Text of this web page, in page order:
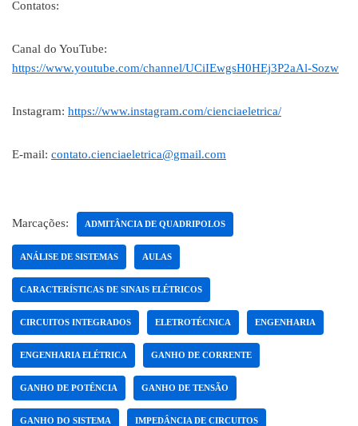
Contatos:
Canal do YouTube:
https://www.youtube.com/channel/UCiIEwgsH0HEj3P2aAl-Sozw
Instagram: https://www.instagram.com/cienciaeletrica/
E-mail: contato.cienciaeletrica@gmail.com
Marcações: ADMITÂNCIA DE QUADRIPOLOS
ANÁLISE DE SISTEMAS AULAS
CARACTERÍSTICAS DE SINAIS ELÉTRICOS
CIRCUITOS INTEGRADOS ELETROTÉCNICA ENGENHARIA
ENGENHARIA ELÉTRICA GANHO DE CORRENTE
GANHO DE POTÊNCIA GANHO DE TENSÃO
GANHO DO SISTEMA IMPEDÂNCIA DE CIRCUITOS